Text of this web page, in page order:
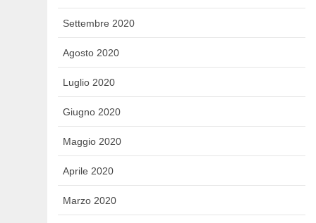
Settembre 2020
Agosto 2020
Luglio 2020
Giugno 2020
Maggio 2020
Aprile 2020
Marzo 2020